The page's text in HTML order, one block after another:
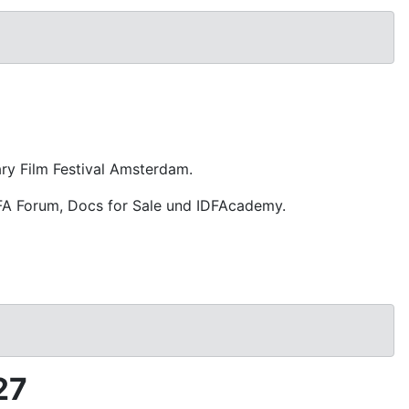
Film Festival Amsterdam.
Forum, Docs for Sale und IDFAcademy.